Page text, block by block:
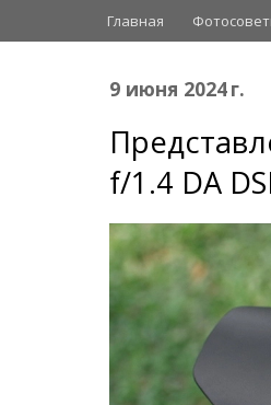
Главная
9 июня 2024 г.
f/1.4 DA